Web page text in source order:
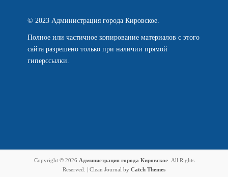
© 2023 Администрация города Кировское.
Полное или частичное копирование материалов с этого
сайта разрешено только при наличии прямой
гиперссылки.
Copyright © 2026 Администрация города Кировское. All Rights
Reserved. | Clean Journal by Catch Themes